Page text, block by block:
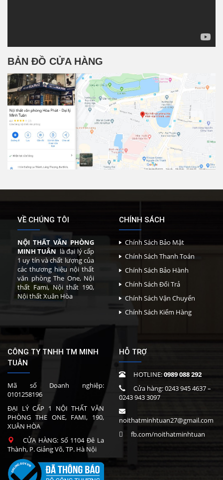
BẢN ĐỒ CỬA HÀNG
VỀ CHÚNG TÔI
NỘI THẤT VĂN PHÒNG
MINH TUÂN là đại lý cấp
1 uy tín và chất lượng của
các thương hiệu nội thất
văn phòng The One, Nội
thất Fami, Nội thất 190,
Nội thất Xuân Hòa
CHÍNH SÁCH
Chính Sách Bảo Mật
Chính Sách Thanh Toán
Chính Sách Bảo Hành
Chính Sách Đổi Trả
Chính Sách Vận Chuyển
Chính Sách Kiểm Hàng
CÔNG TY TNHH TM MINH
TUÂN
Mã số Doanh nghiệp:
0101258196
ĐẠI LÝ CẤP 1 NỘI THẤT VĂN
PHÒNG THE ONE, FAMI, 190,
XUÂN HÒA
CỬA HÀNG: Số 1104 Đê La
Thành, P. Giảng Võ, TP. Hà Nội
HỖ TRỢ
HOTLINE:0989 088 292
Cửa hàng:0243 945 4637–
0243 943 3097
noithatminhtuan27@gmail.com
fb.com/noithatminhtuan